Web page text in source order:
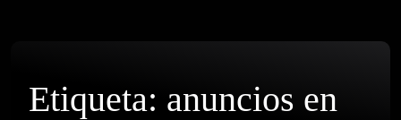
Etiqueta: anuncios en